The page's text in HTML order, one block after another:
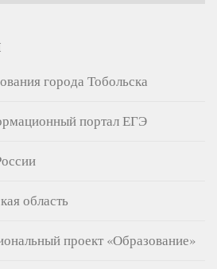
города Тобольска
портал ЕГЭ
область
проект «Образование»